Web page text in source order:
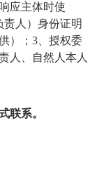
应主体时使
责人）身份证明
）； 3 、授权委
人、自然人本人
联系。